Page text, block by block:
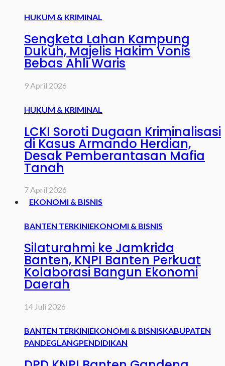
HUKUM & KRIMINAL
Sengketa Lahan Kampung
Dukuh, Majelis Hakim Vonis
Bebas Ahli Waris
9 April 2026
HUKUM & KRIMINAL
LCKI Soroti Dugaan Kriminalisasi
di Kasus Armando Herdian,
Desak Pemberantasan Mafia
Tanah
7 April 2026
EKONOMI & BISNIS
BANTEN TERKINIEKONOMI & BISNIS
Silaturahmi ke Jamkrida
Banten, KNPI Banten Perkuat
Kolaborasi Bangun Ekonomi
Daerah
14 Juli 2026
BANTEN TERKINIEKONOMI & BISNISKABUPATEN
PANDEGLANGPENDIDIKAN